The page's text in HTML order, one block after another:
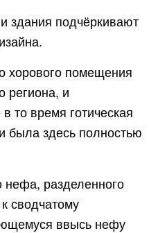
здания подчёркивают
хорового помещения
региона, и
то время готическая
была здесь полностью
нефа, разделенного
сводчатому
ввысь нефу